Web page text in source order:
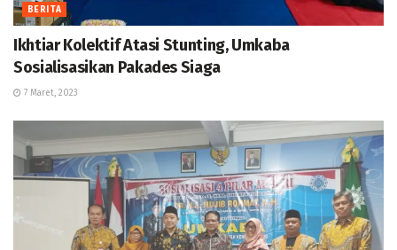
BERITA
Ikhtiar Kolektif Atasi Stunting, Umkaba
Sosialisasikan Pakades Siaga
7 Maret, 2023